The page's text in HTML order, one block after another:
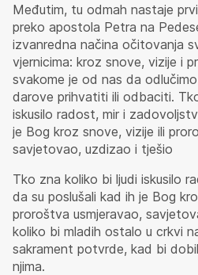
Međutim, tu odmah nastaje
preko apostola Petra na
izvanredna načina očitovanja
vjernicima: kroz snove, vizije i
svakome je od nas da
darove prihvatiti ili odbaciti.
iskusilo radost, mir i
je Bog kroz snove, vizije ili
savjetovao, uzdizao i tješio
Tko zna koliko bi ljudi iskusilo
da su poslušali kad ih je Bog
proroštva usmjeravao,
koliko bi mladih ostalo u crkvi
sakrament potvrde, kad bi
njima.